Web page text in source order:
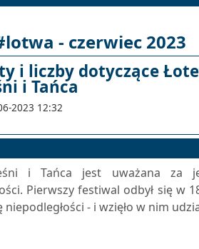
- czerwiec 2023
i liczby dotyczące
i Tańca
2023 12:32
i Tańca jest uważana za
Pierwszy festiwal odbył się w
- i wzięło w nim